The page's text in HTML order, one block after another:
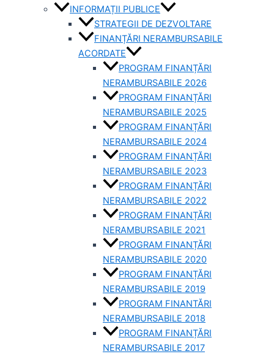
INFORMAȚII PUBLICE
STRATEGII DE DEZVOLTARE
FINANȚĂRI NERAMBURSABILE
ACORDATE
PROGRAM FINANȚĂRI
NERAMBURSABILE 2026
PROGRAM FINANȚĂRI
NERAMBURSABILE 2025
PROGRAM FINANȚĂRI
NERAMBURSABILE 2024
PROGRAM FINANȚĂRI
NERAMBURSABILE 2023
PROGRAM FINANȚĂRI
NERAMBURSABILE 2022
PROGRAM FINANȚĂRI
NERAMBURSABILE 2021
PROGRAM FINANȚĂRI
NERAMBURSABILE 2020
PROGRAM FINANȚĂRI
NERAMBURSABILE 2019
PROGRAM FINANTĂRI
NERAMBURSABILE 2018
PROGRAM FINANȚĂRI
NERAMBURSABILE 2017